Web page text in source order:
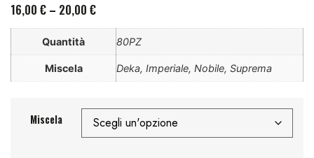
16,00 € – 20,00 €
Quantità 80PZ
Miscela Deka, Imperiale, Nobile, Suprema
Miscela